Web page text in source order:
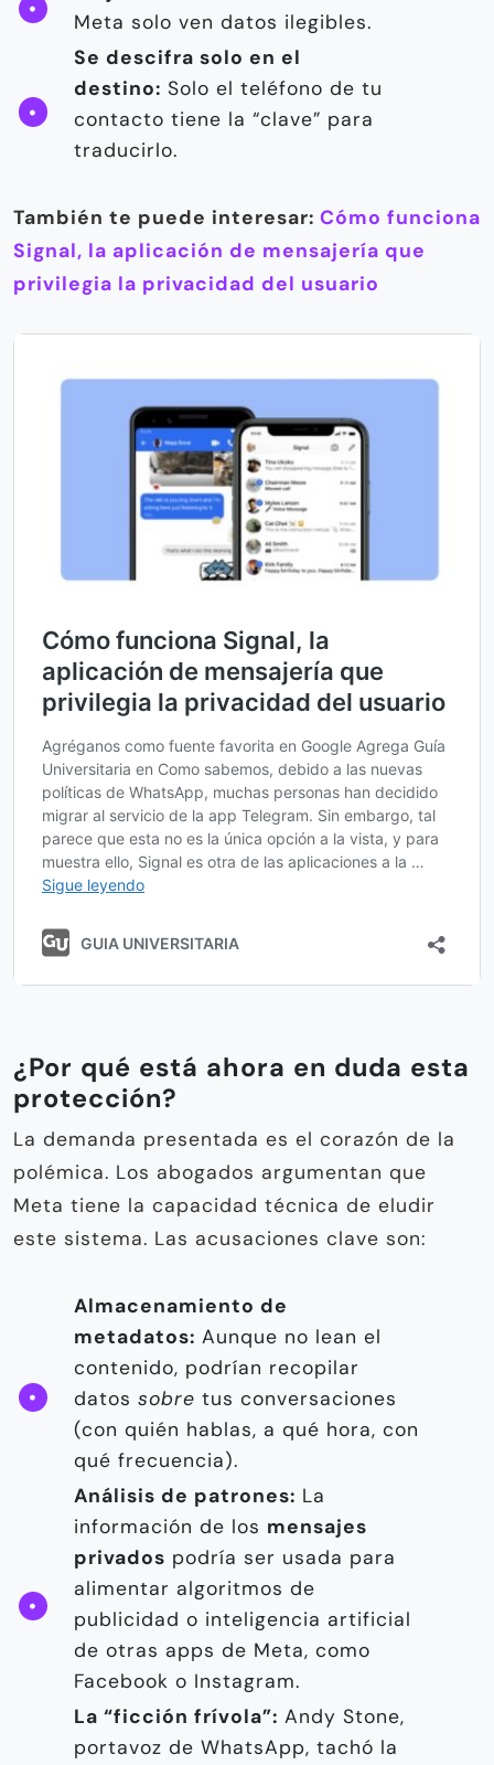
Meta solo ven datos ilegibles.
Se descifra solo en el
destino: Solo el teléfono de tu
contacto tiene la “clave” para
traducirlo.
También te puede interesar: Cómo funciona
Signal, la aplicación de mensajería que
privilegia la privacidad del usuario
¿Por qué está ahora en duda esta
protección?
La demanda presentada es el corazón de la
polémica. Los abogados argumentan que
Meta tiene la capacidad técnica de eludir
este sistema. Las acusaciones clave son:
Almacenamiento de
metadatos: Aunque no lean el
contenido, podrían recopilar
datos sobre tus conversaciones
(con quién hablas, a qué hora, con
qué frecuencia).
Análisis de patrones: La
información de los mensajes
privados podría ser usada para
alimentar algoritmos de
publicidad o inteligencia artificial
de otras apps de Meta, como
Facebook o Instagram.
La “ficción frívola”: Andy Stone,
portavoz de WhatsApp, tachó la